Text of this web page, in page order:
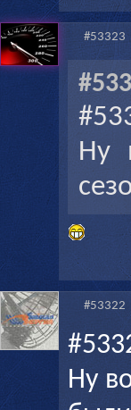
#53323
Ну
#53322
Ну